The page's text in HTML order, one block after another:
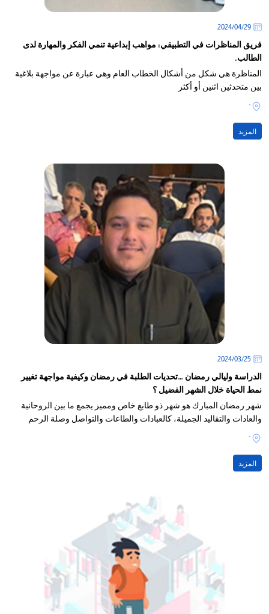
29‏/04‏/2024
فريق المناظرات في التطبيقي: مواهب إبداعية تنمي الفكر والمهارة لدى
الطالب.
المناظرة هي شكل من أشكال الخطاب العام وهي عبارة عن مواجهة بلاغية
بين متحدثين اثنين أو أكثر
-
المزيد
25‏/03‏/2024
الدراسة وليالي رمضان …تحديات الطلبة في رمضان وكيفية مواجهة تغيير
نمط الحياة خلال الشهر الفضيل ؟
شهر رمضان المبارك هو شهر ذو طابع خاص ومميز يجمع ما بين الروحانية
والعادات والتقاليد الجميلة، كالعبادات والطاعات والتواصل وصلة الرحم
-
المزيد